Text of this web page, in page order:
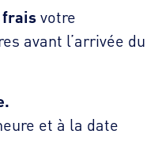
fraisvotre
avant l’arrivée du
et à la date